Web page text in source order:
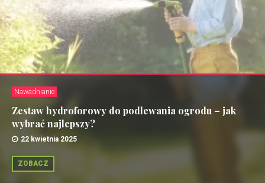
Nawadnianie
Zestaw hydroforowy do podlewania ogrodu – jak
wybrać najlepszy?
22 kwietnia 2025
ZOBACZ